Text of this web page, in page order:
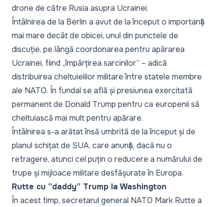
drone de către Rusia asupra Ucrainei.
Întâlnirea de la Berlin a avut de la început o importanță
mai mare decât de obicei, unul din punctele de
discuție, pe lângă coordonarea pentru apărarea
Ucrainei, fiind „împărțirea sarcinilor” – adică
distribuirea cheltuielilor militare între statele membre
ale NATO. În fundal se află și presiunea exercitată
permanent de Donald Trump pentru ca europenii să
cheltuiască mai mult pentru apărare.
Întâlnirea s-a arătat însă umbrită de la început și de
planul schițat de SUA, care anunță, dacă nu o
retragere, atunci cel puțin o reducere a numărului de
trupe și mijloace militare desfășurate în Europa.
Rutte cu “daddy” Trump la Washington
În acest timp, secretarul general NATO Mark Rutte a